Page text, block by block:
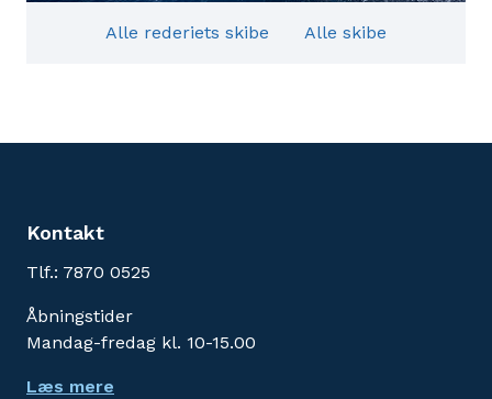
Alle rederiets skibe Alle skibe
Kontakt
Tlf.: 7870 0525
Åbningstider
Mandag-fredag kl. 10-15.00
Læs mere